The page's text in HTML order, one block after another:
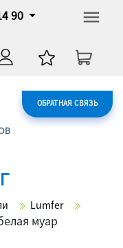
90
ОБРАТНАЯ СВЯЗЬ
Lumfer
муар